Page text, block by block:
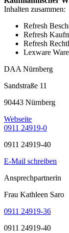
Inhalten zusammen:
Refresh
Refresh
Refresh
Lexware
DAA Nürnberg
Sandstraße 11
90443 Nürnberg
Webseite
0911 24919-0
0911 24919-40
E-Mail schreiben
Ansprechpartnerin
Frau Kathleen Saro
0911 24919-36
0911 24919-40